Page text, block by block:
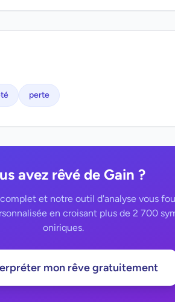
perte
avez rêvé de Gain ?
et notre outil d'analyse vous
en croisant plus de 2 700
oniriques.
mon rêve gratuitement